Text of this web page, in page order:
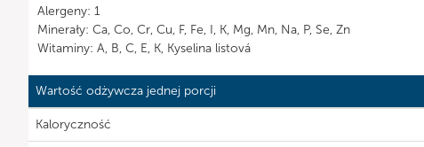
Alergeny: 1
Minerały: Ca, Co, Cr, Cu, F, Fe, I, K, Mg, Mn, Na, P, Se, Zn
Witaminy: A, B, C, E, K, Kyselina listová
Wartość odżywcza jednej porcji
Kaloryczność